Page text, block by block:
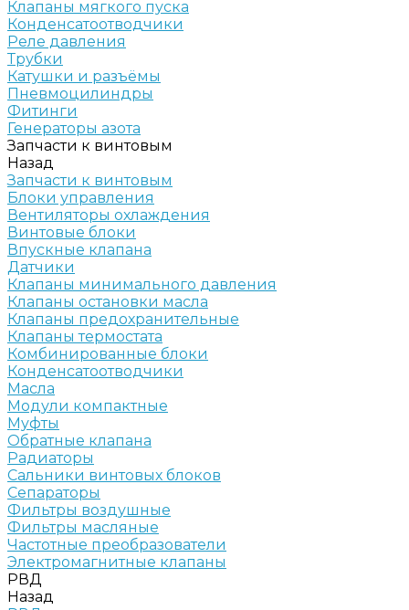
Клапаны мягкого пуска
Конденсатоотводчики
Реле давления
Трубки
Катушки и разъёмы
Пневмоцилиндры
Фитинги
Генераторы азота
Запчасти к винтовым
Назад
Запчасти к винтовым
Блоки управления
Вентиляторы охлаждения
Винтовые блоки
Впускные клапана
Датчики
Клапаны минимального давления
Клапаны остановки масла
Клапаны предохранительные
Клапаны термостата
Комбинированные блоки
Конденсатоотводчики
Масла
Модули компактные
Муфты
Обратные клапана
Радиаторы
Сальники винтовых блоков
Сепараторы
Фильтры воздушные
Фильтры масляные
Частотные преобразователи
Электромагнитные клапаны
РВД
Назад